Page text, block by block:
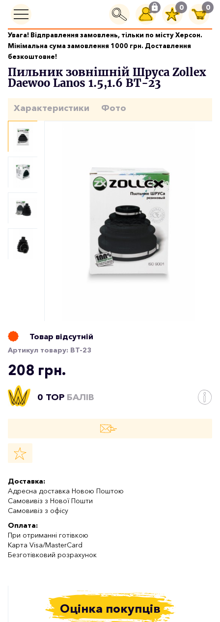
0 0
Увага! Відправлення замовлень, тільки по місту Херсон.
Мінімальна сума замовлення 1000 грн. Доставлення
безкоштовне!
Ходова частина
Пильник зовнішній Шруса Zollex Daewoo Lanos 1.5,1.6 ВТ-23
Пильник зовнішній Шруса Zollex
Daewoo Lanos 1.5,1.6 ВТ-23
Характеристики Фото
Товар відсутній
Артикул товару: ВТ-23
208 грн.
0 TOP БАЛІВ
Доставка:
Адресна доставка Новою Поштою
Самовивіз з Нової Пошти
Самовивіз з офісу
Оплата:
При отриманні готівкою
Карта Visa/MasterCard
Безготівковий розрахунок
Оцінка покупців